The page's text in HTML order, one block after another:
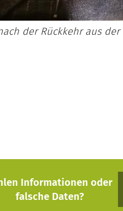
der Rückkehr aus der
Informationen oder
falsche Daten?